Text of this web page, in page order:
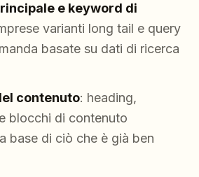
e keyword di
varianti long tail e query
basate su dati di ricerca
contenuto: heading,
blocchi di contenuto
base di ciò che è già ben